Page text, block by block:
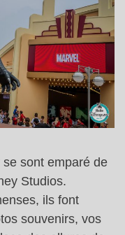
sont emparé de
Studios.
ils font
souvenirs, vos